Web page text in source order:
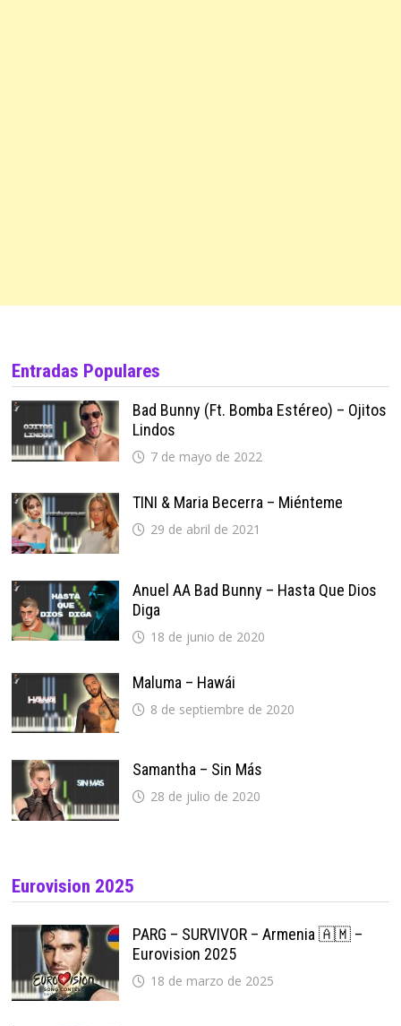
Entradas Populares
Bad Bunny (ft. Bomba Estéreo) – Ojitos
Lindos
7 de mayo de 2022
TINI & Maria Becerra – Miénteme
29 de abril de 2021
Anuel AA Bad Bunny – Hasta Que Dios
Diga
18 de junio de 2020
Maluma – Hawái
8 de septiembre de 2020
Samantha – Sin Más
28 de julio de 2020
Eurovision 2025
PARG – SURVIVOR – Armenia 🇦🇲 –
Eurovision 2025
18 de marzo de 2025